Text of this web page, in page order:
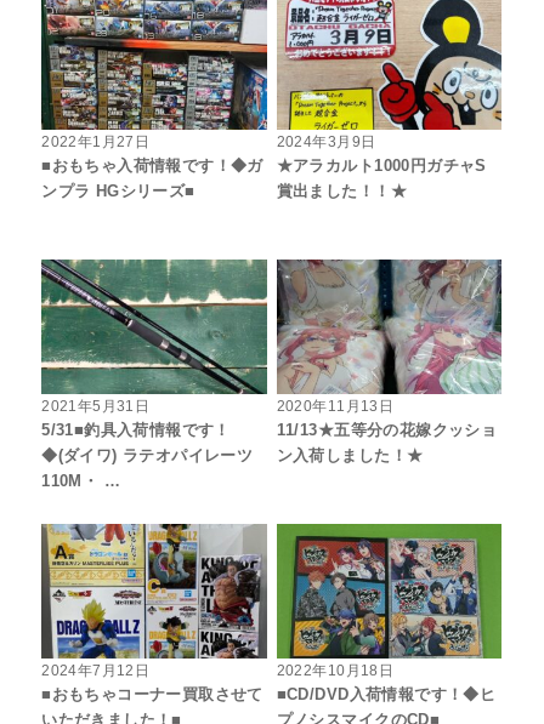
2022年1月27日
■おもちゃ入荷情報です！◆ガ
ンプラ HGシリーズ■
2024年3月9日
★アラカルト1000円ガチャS
賞出ました！！★
2021年5月31日
5/31■釣具入荷情報です！
◆(ダイワ) ラテオパイレーツ
110M・ …
2020年11月13日
11/13★五等分の花嫁クッショ
ン入荷しました！★
2024年7月12日
■おもちゃコーナー買取させて
いただきました！■
2022年10月18日
■CD/DVD入荷情報です！◆ヒ
プノシスマイクのCD■